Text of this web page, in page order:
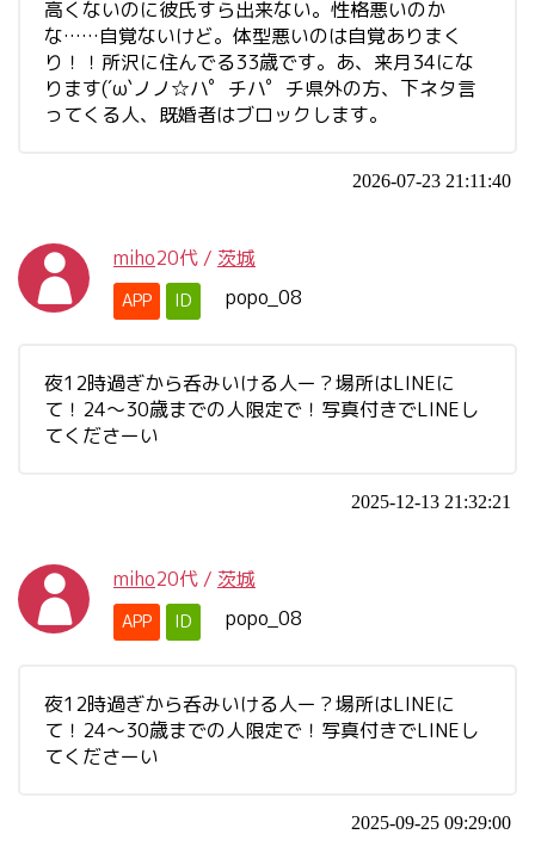
高くないのに彼氏すら出来ない。性格悪いのか
な……自覚ないけど。体型悪いのは自覚ありまく
り！！所沢に住んでる33歳です。あ、来月34にな
ります(´ω`ノノ☆ハ゜チハ゜チ県外の方、下ネタ言
ってくる人、既婚者はブロックします。
2026-07-23 21:11:40
miho20代 / 茨城
APP ID popo_08
夜12時過ぎから呑みいける人ー？場所はLINEに
て！24～30歳までの人限定で！写真付きでLINEし
てくださーい
2025-12-13 21:32:21
miho20代 / 茨城
APP ID popo_08
夜12時過ぎから呑みいける人ー？場所はLINEに
て！24～30歳までの人限定で！写真付きでLINEし
てくださーい
2025-09-25 09:29:00